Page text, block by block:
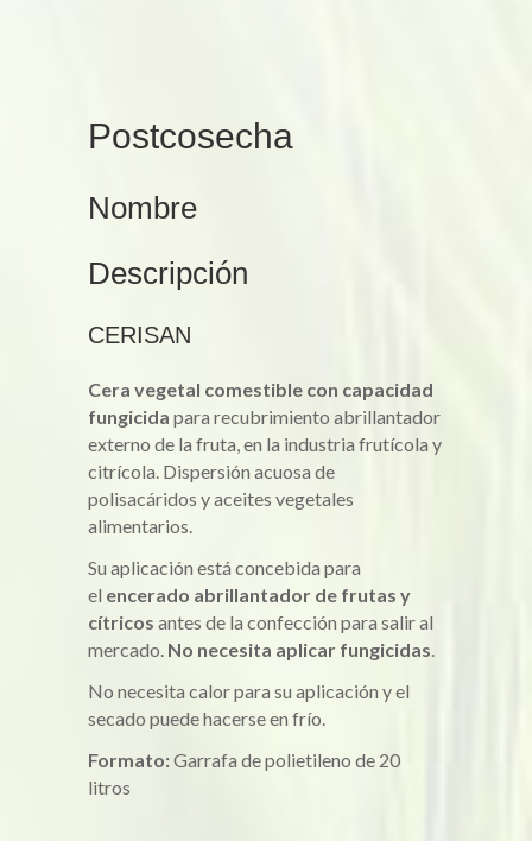
Postcosecha
Nombre
Descripción
CERISAN
Cera vegetal comestible con capacidad
fungicida para recubrimiento abrillantador
externo de la fruta, en la industria frutícola y
citrícola. Dispersión acuosa de
polisacáridos y aceites vegetales
alimentarios.
Su aplicación está concebida para
el encerado abrillantador de frutas y
cítricos antes de la confección para salir al
mercado. No necesita aplicar fungicidas.
No necesita calor para su aplicación y el
secado puede hacerse en frío.
Formato:Garrafa de polietileno de 20
litros